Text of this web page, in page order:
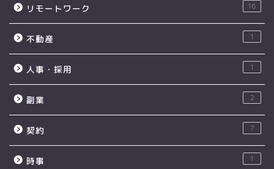
リモートワーク 16
不動産 1
人事・採用 1
副業 2
契約 7
時事 1